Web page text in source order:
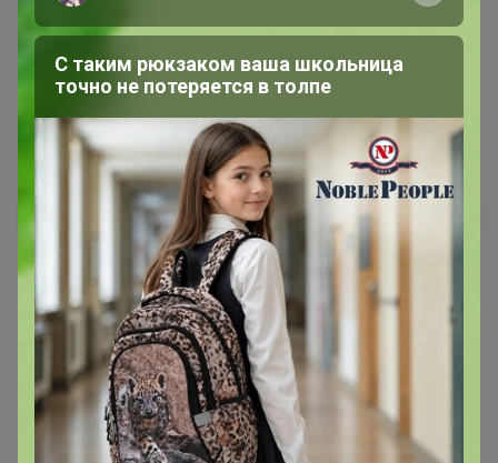
элементов - то их берем отдельно, с соблюдением
рекомендаций к приему.
10 августа, 2024 17:10
Автор уже получил заказ!
Подскажите пожалуйста ведь фолиевую кислоту
нельзя принимать вместе с цинком , а тут есть это в
составе....
И сколько по сколько нужно принимать в день?
10 августа, 2024 12:30
С таким рюкзаком ваша школьница
точно не потеряется в толпе